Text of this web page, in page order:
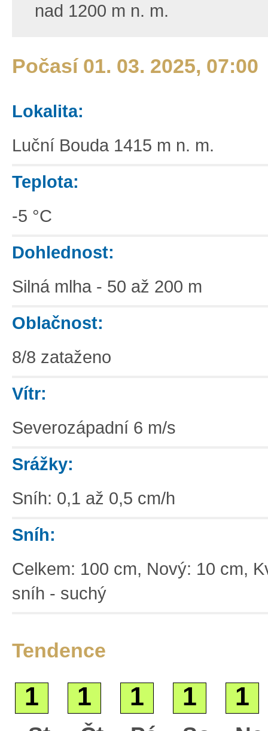
nad 1200 m n. m.
Počasí 01. 03. 2025, 07:00
Lokalita:
Luční Bouda 1415 m n. m.
Teplota:
-5 °C
Dohlednost:
Silná mlha - 50 až 200 m
Oblačnost:
8/8 zataženo
Vítr:
Severozápadní 6 m/s
Srážky:
Sníh: 0,1 až 0,5 cm/h
Sníh:
Celkem: 100 cm, Nový: 10 cm,
sníh - suchý
Tendence
1 1 1 1 1
Základní